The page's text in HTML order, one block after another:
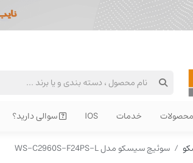
محصولات خدمات IOS سوالی دارید؟
سوئیچ سیسکو مدل WS-C2960S-F24PS-L